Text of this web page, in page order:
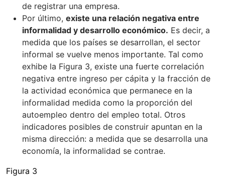
de registrar una empresa.
Por último, existe una relación negativa entre
informalidad y desarrollo económico. Es decir, a
medida que los países se desarrollan, el sector
informal se vuelve menos importante. Tal como
exhibe la Figura 3, existe una fuerte correlación
negativa entre ingreso per cápita y la fracción de
la actividad económica que permanece en la
informalidad medida como la proporción del
autoempleo dentro del empleo total. Otros
indicadores posibles de construir apuntan en la
misma dirección: a medida que se desarrolla una
economía, la informalidad se contrae.
Figura 3